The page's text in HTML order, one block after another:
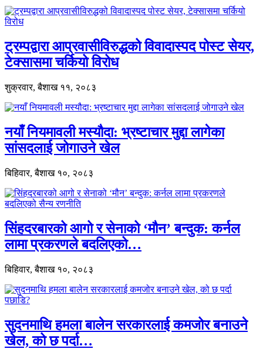
ट्रम्पद्वारा आप्रवासीविरुद्धको विवादास्पद पोस्ट सेयर,
टेक्सासमा चर्कियो विरोध
शुक्रवार, बैशाख ११, २०८३
नयाँ नियमावली मस्यौदा: भ्रष्टाचार मुद्दा लागेका
सांसदलाई जोगाउने खेल
बिहिवार, बैशाख १०, २०८३
सिंहदरबारको आगो र सेनाको ‘मौन’ बन्दुक: कर्नल
लामा प्रकरणले बदलिएको…
बिहिवार, बैशाख १०, २०८३
सुदनमाथि हमला बालेन सरकारलाई कमजोर बनाउने
खेल, को छ पर्दा…